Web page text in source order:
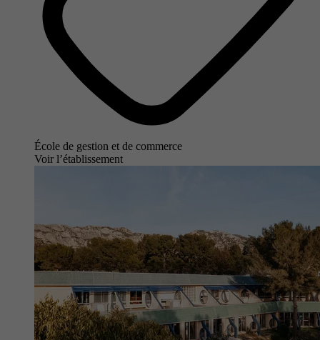
École de gestion et de commerce
Voir l’établissement